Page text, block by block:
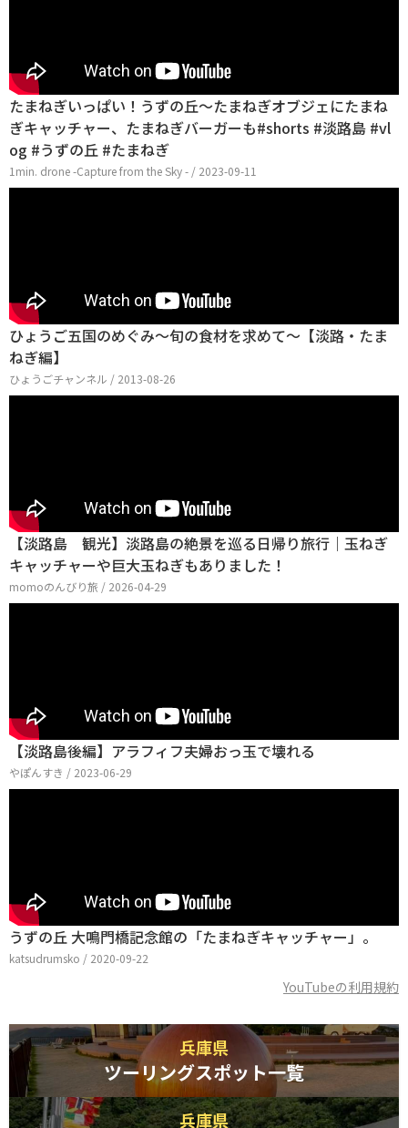
たまねぎいっぱい！うずの丘～たまねぎオブジェにたまね
ぎキャッチャー、たまねぎバーガーも#shorts #淡路島 #vl
og #うずの丘 #たまねぎ
1min. drone -Capture from the Sky - / 2023-09-11
ひょうご五国のめぐみ～旬の食材を求めて～【淡路・たま
ねぎ編】
ひょうごチャンネル / 2013-08-26
【淡路島 観光】淡路島の絶景を巡る日帰り旅行｜玉ねぎ
キャッチャーや巨大玉ねぎもありました！
momoのんびり旅 / 2026-04-29
【淡路島後編】アラフィフ夫婦おっ玉で壊れる
やぽんすき / 2023-06-29
うずの丘 大鳴門橋記念館の「たまねぎキャッチャー」。
katsudrumsko / 2020-09-22
YouTubeの利用規約
兵庫県
ツーリングスポット一覧
兵庫県